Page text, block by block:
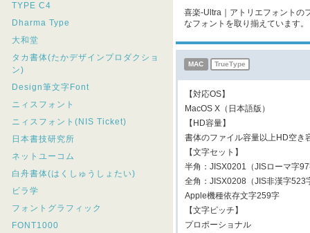
TYPE C4
Dharma Type
大和堂
タカ書体(たかデザインプロダクショ
ン)
Design筆文字Font
ニィスフォント
ニィスフォント(NIS Ticket)
日本書技研究所
ネットユーコム
白舟書体(はくしゅうしょたい)
ビラ学
フォントグラフィック
FONT1000
喜楽-Ultra｜アトリエフォントの
なフォントを取り揃えています。
MAC TrueType
【対応OS】
MacOS X（日本語版）
【HD容量】
書体のファイル容量以上HD空き
【文字セット】
半角：JISX0201（JISローマ字
全角：JISX0208（JIS非漢字
Apple機種依存文字259字
【文字ピッチ】
プロポーショナル